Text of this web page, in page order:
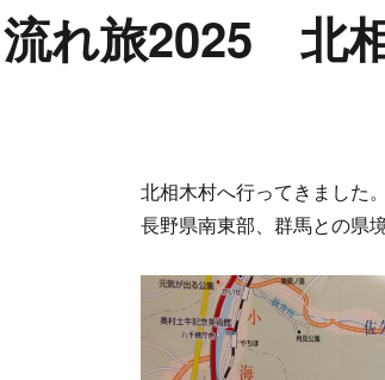
れ旅2025 北
北相木村へ行ってきました。
長野県南東部、群馬との県